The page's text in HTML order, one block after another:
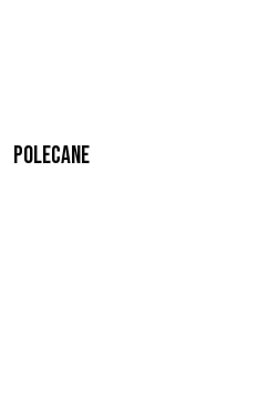
Polecane